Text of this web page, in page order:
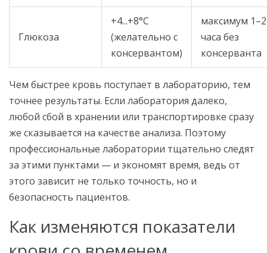
Глюкоза
+4...+8°C
(желательно с
консервантом)
максимум 1–2
часа без
консерванта
Чем быстрее кровь поступает в лабораторию, тем
точнее результаты. Если лаборатория далеко,
любой сбой в хранении или транспортировке сразу
же сказывается на качестве анализа. Поэтому
профессиональные лаборатории тщательно следят
за этими пунктами — и экономят время, ведь от
этого зависит не только точность, но и
безопасность пациентов.
Как изменяются показатели